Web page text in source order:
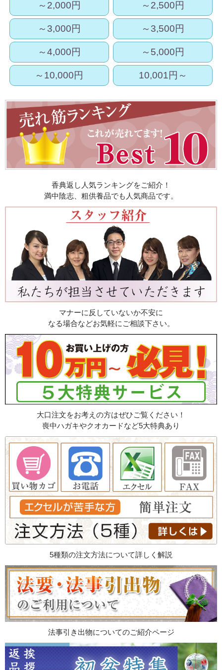
～2,000円 ～2,500円
～3,000円 ～3,500円
～4,000円 ～5,000円
～10,000円 10,001円～
香典返し人気ランキングをご紹介！
満中陰志、粗供養品でも人気商品です。
マナーに反していないか不安に
なる場合などお気軽にご相談下さい。
大口注文をお考えの方はぜひご覧ください！
喪中ハガキやクオカードなど5大特典あり
5種類の注文方法について詳しく解説
法事引き出物についてのご紹介ページ